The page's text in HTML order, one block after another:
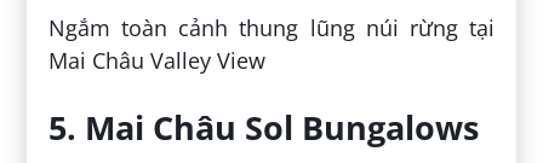
Ngắm toàn cảnh thung lũng núi rừng tại
Mai Châu Valley View
5. Mai Châu Sol Bungalows